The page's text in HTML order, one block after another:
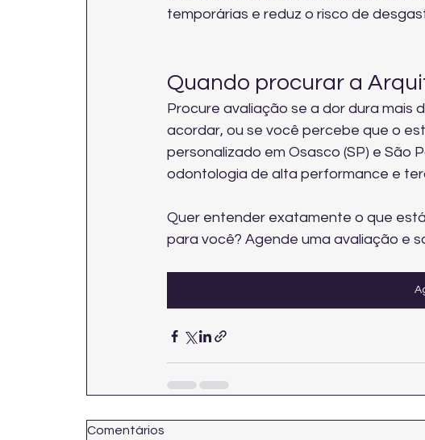
temporárias e reduz o risco de
Quando procurar a
Procure avaliação se a dor dura mais
acordar, ou se você percebe que o
personalizado em Osasco (SP) e São
odontologia de alta performance e
Quer entender exatamente o que
para você? Agende uma avaliação e
Comentários